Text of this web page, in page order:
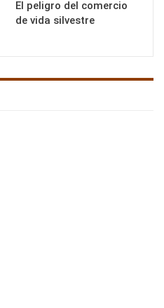
El peligro del comercio
de vida silvestre